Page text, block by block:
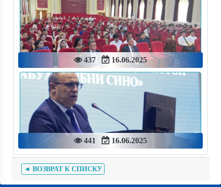
437 16.06.2025
441 16.06.2025
◄ ВОЗВРАТ К СПИСКУ